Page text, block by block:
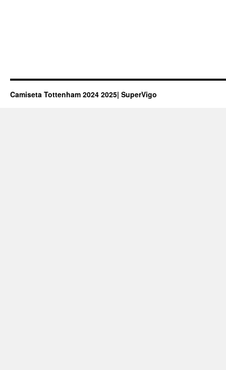
Camiseta Tottenham 2024 2025| SuperVigo